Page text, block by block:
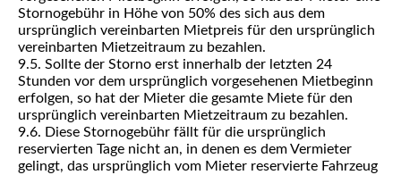
Stornogebühr in Höhe von 50% des sich aus dem
ursprünglich vereinbarten Mietpreis für den ursprünglich
vereinbarten Mietzeitraum zu bezahlen.
9.5. Sollte der Storno erst innerhalb der letzten 24
Stunden vor dem ursprünglich vorgesehenen Mietbeginn
erfolgen, so hat der Mieter die gesamte Miete für den
ursprünglich vereinbarten Mietzeitraum zu bezahlen.
9.6. Diese Stornogebühr fällt für die ursprünglich
reservierten Tage nicht an, in denen es dem Vermieter
gelingt, das ursprünglich vom Mieter reservierte Fahrzeug